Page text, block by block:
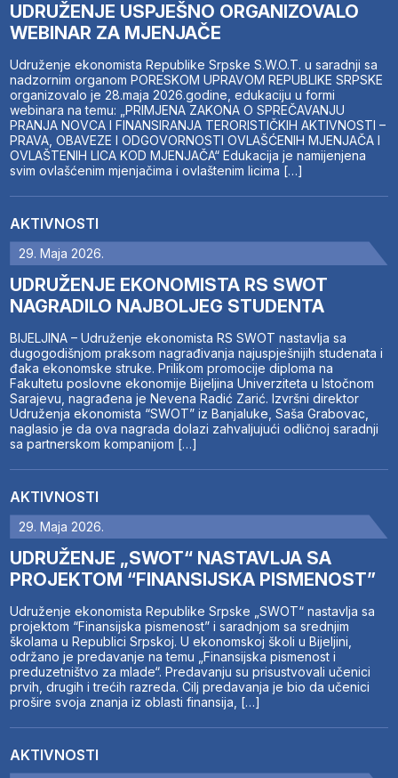
UDRUŽENJE USPJEŠNO ORGANIZOVALO
WEBINAR ZA MJENJAČE
Udruženje ekonomista Republike Srpske S.W.O.T. u saradnji sa
nadzornim organom PORESKOM UPRAVOM REPUBLIKE SRPSKE
organizovalo je 28.maja 2026.godine, edukaciju u formi
webinara na temu: „PRIMJENA ZAKONA O SPREČAVANJU
PRANJA NOVCA I FINANSIRANJA TERORISTIČKIH AKTIVNOSTI –
PRAVA, OBAVEZE I ODGOVORNOSTI OVLAŠĆENIH MJENJAČA I
OVLAŠTENIH LICA KOD MJENJAČA“ Edukacija je namijenjena
svim ovlašćenim mjenjačima i ovlaštenim licima […]
AKTIVNOSTI
29. Maja 2026.
UDRUŽENJE EKONOMISTA RS SWOT
NAGRADILO NAJBOLJEG STUDENTA
BIJELJINA – Udruženje ekonomista RS SWOT nastavlja sa
dugogodišnjom praksom nagrađivanja najuspješnijih studenata i
đaka ekonomske struke. Prilikom promocije diploma na
Fakultetu poslovne ekonomije Bijeljina Univerziteta u Istočnom
Sarajevu, nagrađena je Nevena Radić Zarić. Izvršni direktor
Udruženja ekonomista “SWOT” iz Banjaluke, Saša Grabovac,
naglasio je da ova nagrada dolazi zahvaljujući odličnoj saradnji
sa partnerskom kompanijom […]
AKTIVNOSTI
29. Maja 2026.
UDRUŽENJE „SWOT“ NASTAVLJA SA
PROJEKTOM “FINANSIJSKA PISMENOST”
Udruženje ekonomista Republike Srpske „SWOT“ nastavlja sa
projektom “Finansijska pismenost” i saradnjom sa srednjim
školama u Republici Srpskoj. U ekonomskoj školi u Bijeljini,
održano je predavanje na temu „Finansijska pismenost i
preduzetništvo za mlade“. Predavanju su prisustvovali učenici
prvih, drugih i trećih razreda. Cilj predavanja je bio da učenici
prošire svoja znanja iz oblasti finansija, […]
AKTIVNOSTI